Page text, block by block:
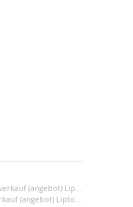
3-zimmer-wohnung verkauf (angebot) Liptovský Mikuláš
Andere wohnung verkauf (angebot) Liptovský Mikuláš